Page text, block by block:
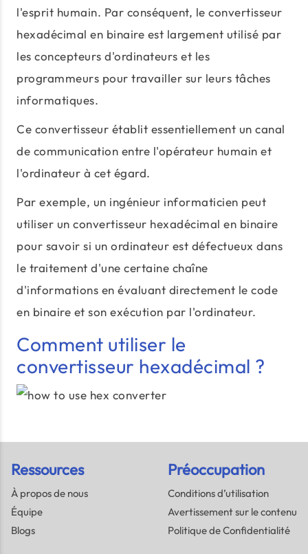
l'esprit humain. Par conséquent, le convertisseur
hexadécimal en binaire est largement utilisé par
les concepteurs d'ordinateurs et les
programmeurs pour travailler sur leurs tâches
informatiques.
Ce convertisseur établit essentiellement un canal
de communication entre l'opérateur humain et
l'ordinateur à cet égard.
Par exemple, un ingénieur informaticien peut
utiliser un convertisseur hexadécimal en binaire
pour savoir si un ordinateur est défectueux dans
le traitement d'une certaine chaîne
d'informations en évaluant directement le code
en binaire et son exécution par l'ordinateur.
Comment utiliser le
convertisseur hexadécimal ?
Ressources
À propos de nous
Équipe
Blogs
Préoccupation
Conditions d’utilisation
Avertissement sur le contenu
Politique de Confidentialité